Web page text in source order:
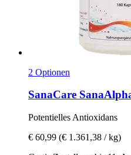
2 Optionen
SanaCare
Potentielles Antioxidans
€ 60,99 (€ 1.361,38 / kg)